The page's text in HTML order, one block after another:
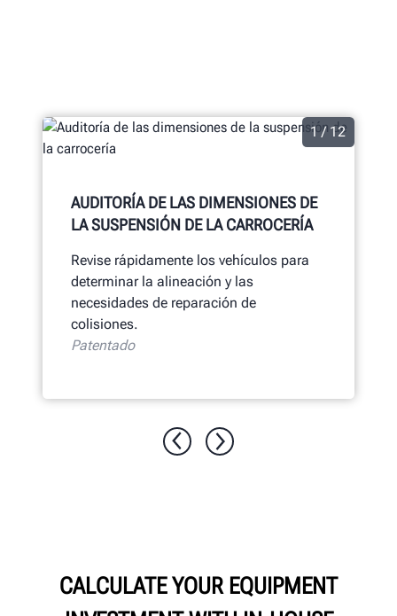
1 / 12
AUDITORÍA DE LAS DIMENSIONES DE
LA SUSPENSIÓN DE LA CARROCERÍA
Revise rápidamente los vehículos para
determinar la alineación y las
necesidades de reparación de
colisiones.
Patentado
CALCULATE YOUR EQUIPMENT